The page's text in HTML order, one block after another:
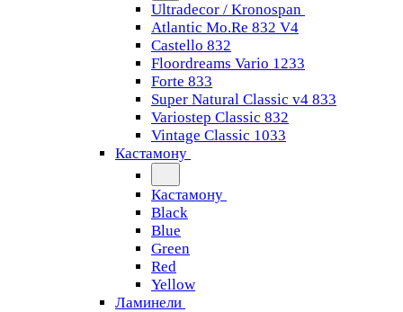
Ultradecor / Kronospan
Atlantic Mo.Re 832 V4
Castello 832
Floordreams Vario 1233
Forte 833
Super Natural Classic v4 833
Variostep Classic 832
Vintage Classic 1033
Кастамону
Кастамону
Black
Blue
Green
Red
Yellow
Ламинели